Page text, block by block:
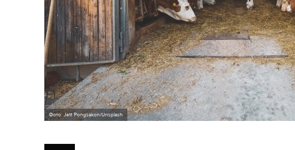
Фото: Jett Pongsakon/Unsplash